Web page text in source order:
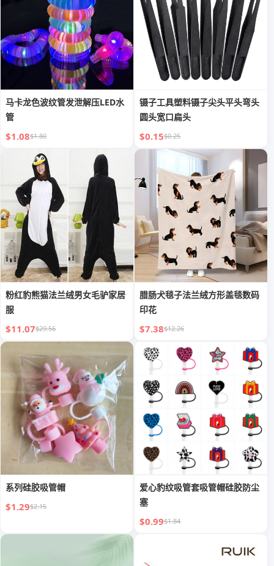
马卡龙色波纹管发泄解压LED水
管
$1.08$1.80
镊子工具塑料镊子尖头平头弯头
圆头宽口扁头
$0.15$0.25
粉红豹熊猫法兰绒男女毛驴家居
服
$11.07$29.56
腊肠犬毯子法兰绒方形盖毯数码
印花
$7.38$12.26
系列硅胶吸管帽
$1.29$2.15
爱心豹纹吸管套吸管帽硅胶防尘
塞
$0.99$1.84